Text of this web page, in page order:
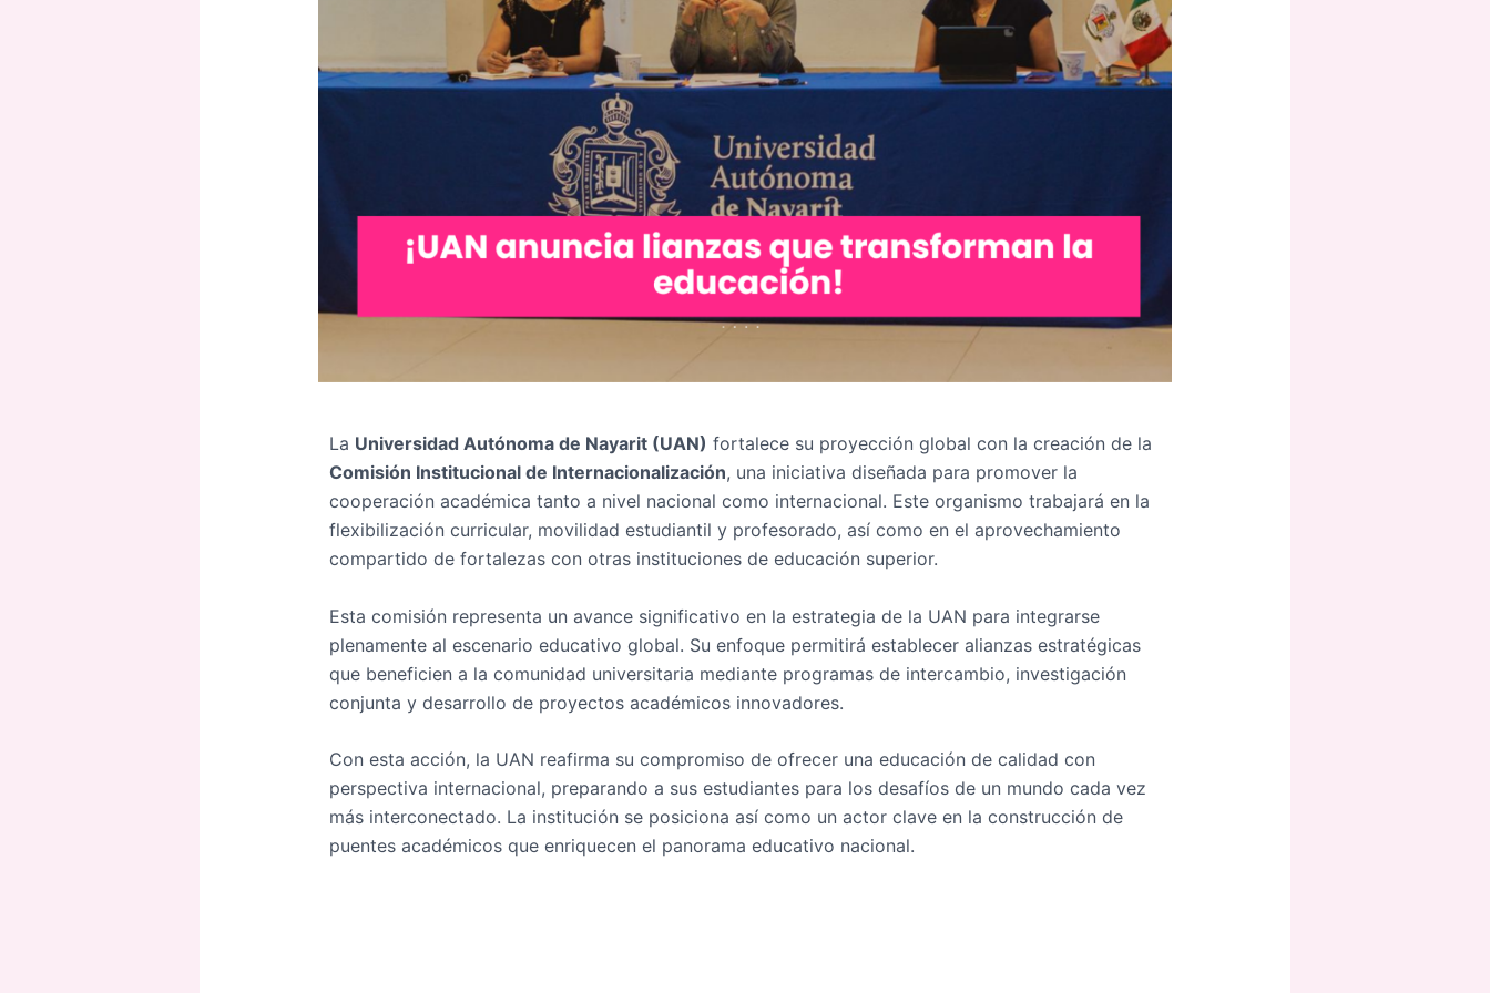
La Universidad Autónoma de Nayarit (UAN) fortalece su proyección global con la creación de la
Comisión Institucional de Internacionalización, una iniciativa diseñada para promover la
cooperación académica tanto a nivel nacional como internacional. Este organismo trabajará en la
flexibilización curricular, movilidad estudiantil y profesorado, así como en el aprovechamiento
compartido de fortalezas con otras instituciones de educación superior.
Esta comisión representa un avance significativo en la estrategia de la UAN para integrarse
plenamente al escenario educativo global. Su enfoque permitirá establecer alianzas estratégicas
que beneficien a la comunidad universitaria mediante programas de intercambio, investigación
conjunta y desarrollo de proyectos académicos innovadores.
Con esta acción, la UAN reafirma su compromiso de ofrecer una educación de calidad con
perspectiva internacional, preparando a sus estudiantes para los desafíos de un mundo cada vez
más interconectado. La institución se posiciona así como un actor clave en la construcción de
puentes académicos que enriquecen el panorama educativo nacional.